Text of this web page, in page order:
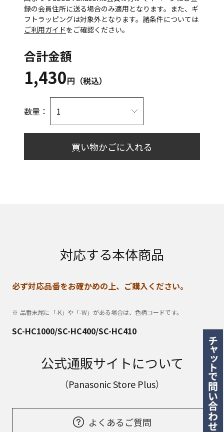
録の会員住所に送る場合のみ適用となります。また、ギ
フトラッピングは対象外となります。諸条件については
ご利用ガイドをご確認ください。
合計金額
1,430円（税込）
数量：
買い物かごに入れる
対応する本体商品
必ず対応品番をお確かめの上、ご購入ください。
品番末尾に「-K」や「-W」がある場合は、色柄コードです。
SC-HC1000/SC-HC400/SC-HC410
公式通販サイトについて
（Panasonic Store Plus）
よくあるご質問